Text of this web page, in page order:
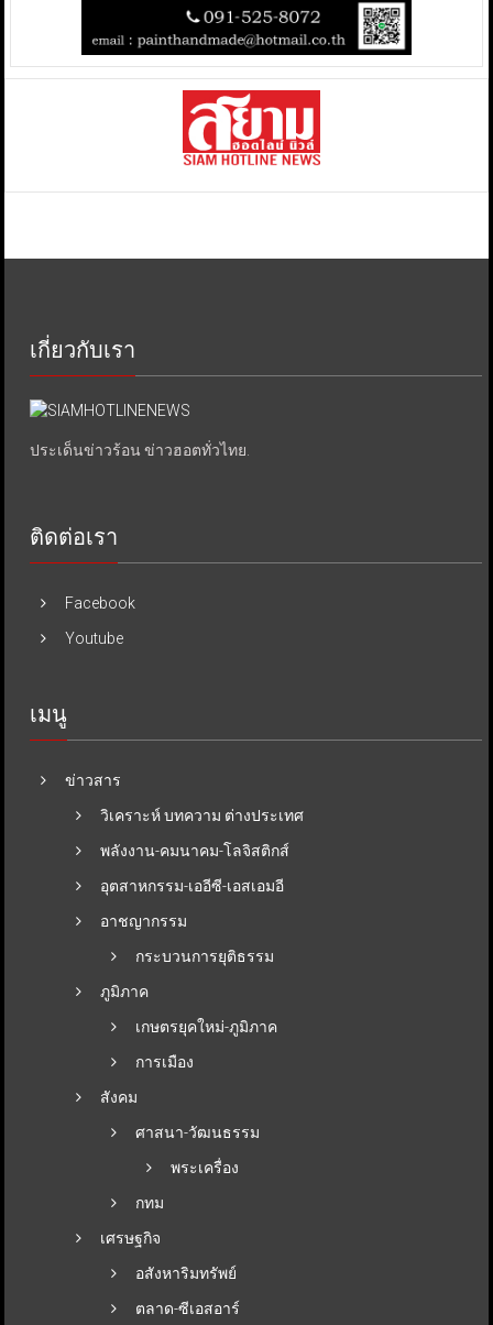
เกี่ยวกับเรา
ประเด็นข่าวร้อน ข่าวฮอตทั่วไทย.
ติดต่อเรา
Facebook
Youtube
เมนู
ข่าวสาร
วิเคราะห์ บทความ ต่างประเทศ
พลังงาน-คมนาคม-โลจิสติกส์
อุตสาหกรรม-เออีซี-เอสเอมอี
อาชญากรรม
กระบวนการยุติธรรม
ภูมิภาค
เกษตรยุคใหม่-ภูมิภาค
การเมือง
สังคม
ศาสนา-วัฒนธรรม
พระเครื่อง
กทม
เศรษฐกิจ
อสังหาริมทรัพย์
ตลาด-ซีเอสอาร์